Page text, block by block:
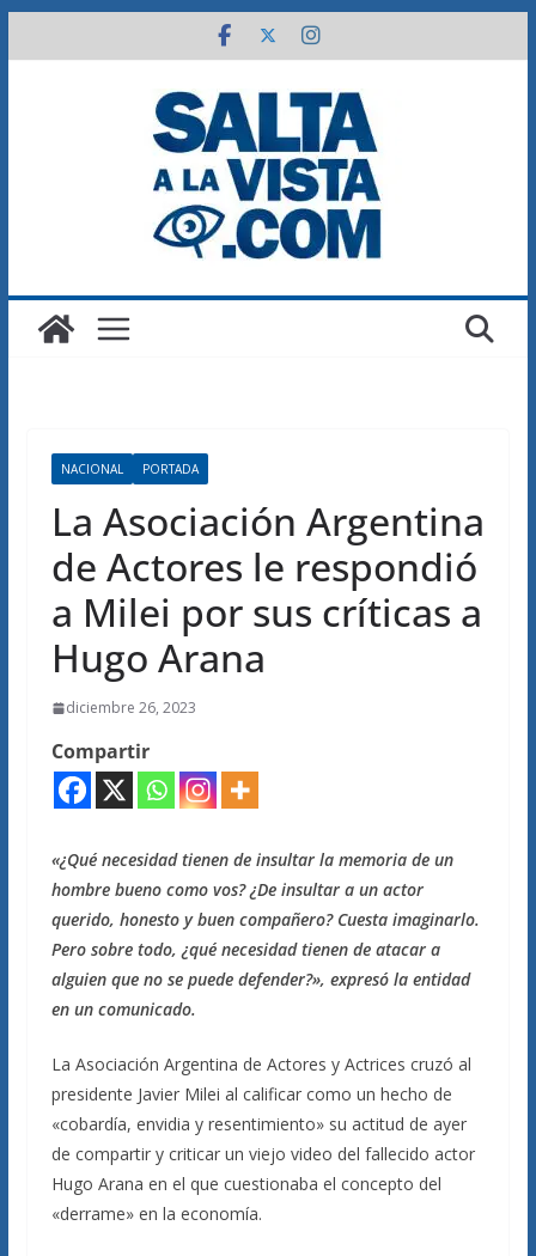
al
NACIONAL PORTADA
La Asociación Argentina
de Actores le respondió
a Milei por sus críticas a
Hugo Arana
diciembre 26, 2023
Compartir
«¿Qué necesidad tienen de insultar la memoria de un
hombre bueno como vos? ¿De insultar a un actor
querido, honesto y buen compañero? Cuesta imaginarlo.
Pero sobre todo, ¿qué necesidad tienen de atacar a
alguien que no se puede defender?», expresó la entidad
en un comunicado.
La Asociación Argentina de Actores y Actrices cruzó al
presidente Javier Milei al calificar como un hecho de
«cobardía, envidia y resentimiento» su actitud de ayer
de compartir y criticar un viejo video del fallecido actor
Hugo Arana en el que cuestionaba el concepto del
«derrame» en la economía.